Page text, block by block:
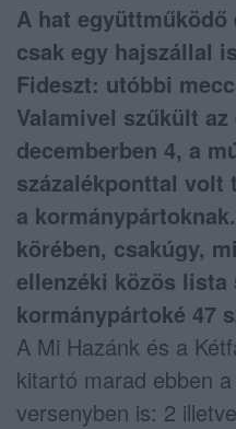
A hat
csak egy hajszállal
Fideszt: utóbbi
Valamivel szűkült
decemberben 4, a
százalékponttal volt
a
körében, csakúgy,
ellenzéki közös lista
kormánypártoké 47
A Mi Hazánk és a
kitartó marad ebben
versenyben is: 2